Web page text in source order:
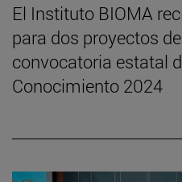
El Instituto BIOMA
para dos proyectos
convocatoria estatal
Conocimiento 2024